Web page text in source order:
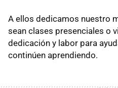
A ellos dedicamos nuestro
sean clases presenciales o
dedicación y labor para
continúen aprendiendo.